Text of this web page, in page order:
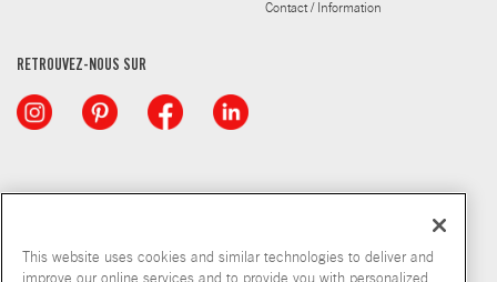
Contact / Information
RETROUVEZ-NOUS SUR
This website uses cookies and similar technologies to deliver and